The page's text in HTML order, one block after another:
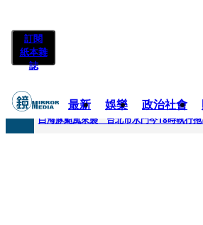
訂閱
紙本雜
誌
最新 娛樂 政治社會
快訊
白海豚颱風來襲 台北市水門今18時執行拖